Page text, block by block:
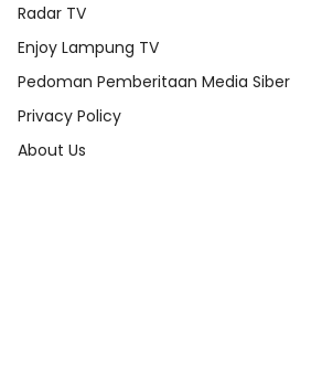
Radar TV
Enjoy Lampung TV
Pedoman Pemberitaan Media Siber
Privacy Policy
About Us